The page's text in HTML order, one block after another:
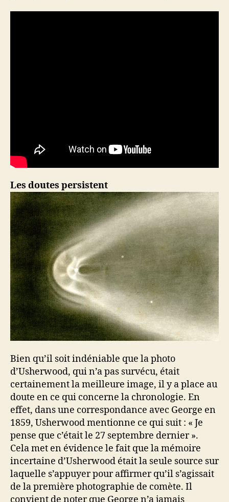
Les doutes persistent
Bien qu’il soit indéniable que la photo
d’Usherwood, qui n’a pas survécu, était
certainement la meilleure image, il y a place au
doute en ce qui concerne la chronologie. En
effet, dans une correspondance avec George en
1859, Usherwood mentionne ce qui suit : « Je
pense que c’était le 27 septembre dernier ».
Cela met en évidence le fait que la mémoire
incertaine d’Usherwood était la seule source sur
laquelle s’appuyer pour affirmer qu’il s’agissait
de la première photographie de comète. Il